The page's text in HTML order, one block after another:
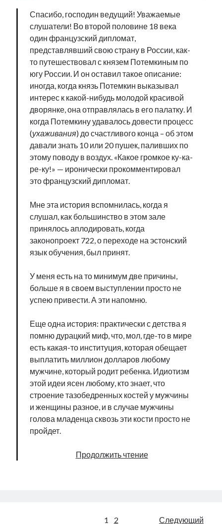
Спасибо, господин ведущий! Уважаемые
слушатели! Во второй половине 18 века
один французский дипломат,
представлявший свою страну в России, как-
то путешествовал с князем Потемкиным по
югу России. И он оставил такое описание:
иногда, когда князь Потемкин выказывал
интерес к какой-нибудь молодой красивой
дворянке, она отправлялась в его палатку. И
когда Потемкину удавалось довести процесс
(ухаживания) до счастливого конца – об этом
давали знать 10 или 20 пушек, паливших по
этому поводу в воздух. «Какое громкое ку-ка-
ре-ку!» — иронически прокомментировал
это французский дипломат.
Мне эта история вспомнилась, когда я
слушал, как большинство в этом зале
принялось аплодировать, когда
законопроект 722, о переходе на эстонский
язык обучения, был принят.
У меня есть на то минимум две причины,
больше я в своем выступлении просто не
успею привести. А эти напомню.
Еще одна история: практически с детства я
помню дурацкий миф, что, мол, где-то в мире
есть какая-то институция, которая обещает
выплатить миллион долларов любому
мужчине, который родит ребенка. Идиотизм
этой идеи ясен любому, кто знает, что
строение тазобедренных костей у мужчины
и женщины разное, и в случае мужчины
голова младенца сквозь эти кости просто не
пройдет.
Продолжить чтениеКакое
1 2 Следующий